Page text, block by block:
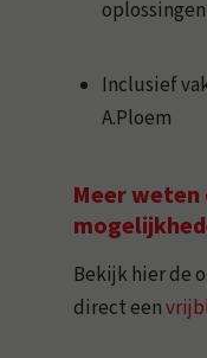
Inclusief
A.Ploem
Meer weten
Bekijk hier de
direct een